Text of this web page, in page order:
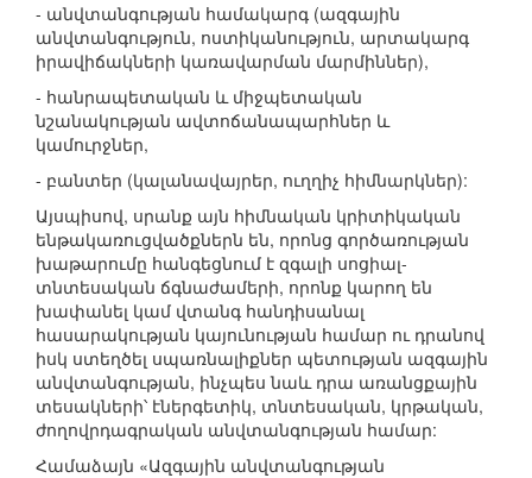
- անվտանգության համակարգ (ազգային
անվտանգություն, ոստիկանություն, արտակարգ
իրավիճակների կառավարման մարմիններ),
- հանրապետական և միջպետական
նշանակության ավտոճանապարհներ և
կամուրջներ,
- բանտեր (կալանավայրեր, ուղղիչ հիմնարկներ):
Այսպիսով, սրանք այն հիմնական կրիտիկական
ենթակառուցվածքներն են, որոնց գործառության
խաթարումը հանգեցնում է զգալի սոցիալ-
տնտեսական ճգնաժամերի, որոնք կարող են
խափանել կամ վտանգ հանդիսանալ
հասարակության կայունության համար ու դրանով
իսկ ստեղծել սպառնալիքներ պետության ազգային
անվտանգության, ինչպես նաև դրա առանցքային
տեսակների՝ էներգետիկ, տնտեսական, կրթական,
ժողովրդագրական անվտանգության համար:
Համաձայն «Ազգային անվտանգության